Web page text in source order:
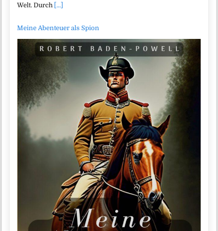
Welt. Durch [...]
Meine Abenteuer als Spion